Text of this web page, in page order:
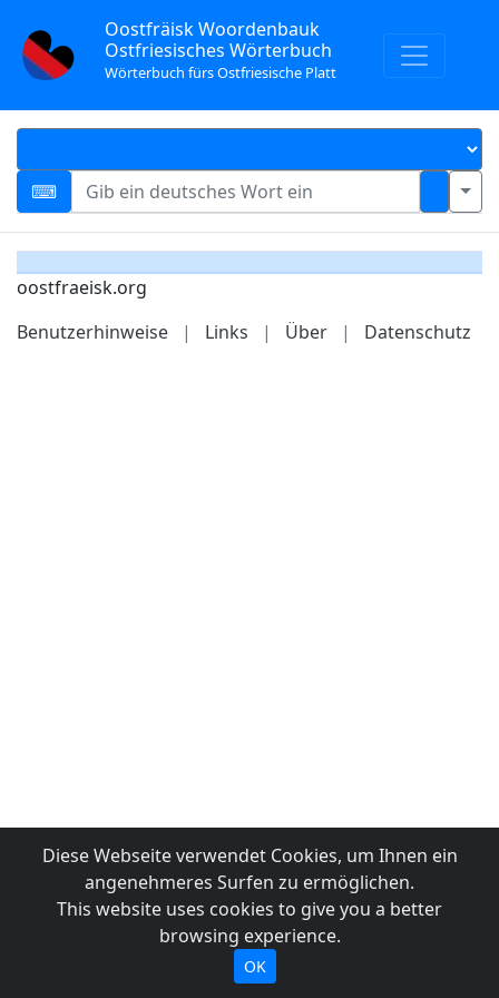
Oostfräisk Woordenbauk
Ostfriesisches Wörterbuch
Wörterbuch fürs Ostfriesische Platt
oostfraeisk.org
Benutzerhinweise
| Links | Über | Datenschutz
Diese Webseite verwendet Cookies, um Ihnen ein
angenehmeres Surfen zu ermöglichen.
This website uses cookies to give you a better
browsing experience.
OK